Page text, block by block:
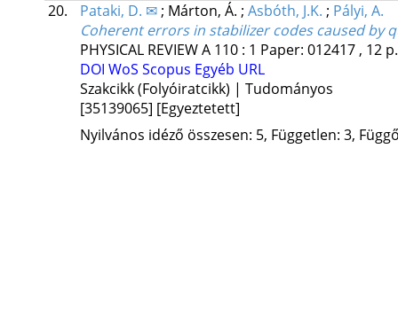
20.
Pataki, D. ✉; Márton, Á. ; Asbóth, J.K. ; Pályi, A.
Coherent errors in stabilizer codes caused by
PHYSICAL REVIEW A 110: 1 Paper: 012417 , 12
DOI WoS Scopus Egyéb URL
Szakcikk (Folyóiratcikk) | Tudományos
[35139065] [Egyeztetett]
Nyilvános idéző összesen: 5, Független: 3,